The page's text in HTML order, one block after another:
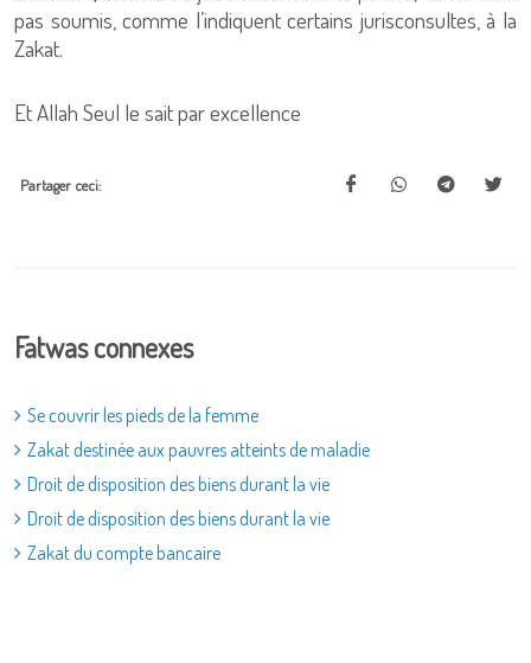
pas soumis, comme l’indiquent certains jurisconsultes, à la
Zakat.
Et Allah Seul le sait par excellence
Partager ceci:
Fatwas connexes
Se couvrir les pieds de la femme
Zakat destinée aux pauvres atteints de maladie
Droit de disposition des biens durant la vie
Droit de disposition des biens durant la vie
Zakat du compte bancaire